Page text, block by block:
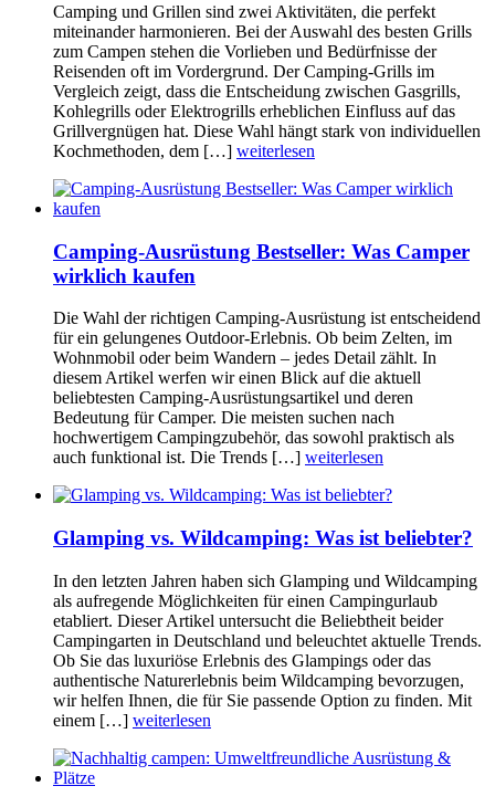
Camping und Grillen sind zwei Aktivitäten, die perfekt
miteinander harmonieren. Bei der Auswahl des besten Grills
zum Campen stehen die Vorlieben und Bedürfnisse der
Reisenden oft im Vordergrund. Der Camping-Grills im
Vergleich zeigt, dass die Entscheidung zwischen Gasgrills,
Kohlegrills oder Elektrogrills erheblichen Einfluss auf das
Grillvergnügen hat. Diese Wahl hängt stark von individuellen
Kochmethoden, dem […] weiterlesen
Camping-Ausrüstung Bestseller: Was Camper
wirklich kaufen
Die Wahl der richtigen Camping-Ausrüstung ist entscheidend
für ein gelungenes Outdoor-Erlebnis. Ob beim Zelten, im
Wohnmobil oder beim Wandern – jedes Detail zählt. In
diesem Artikel werfen wir einen Blick auf die aktuell
beliebtesten Camping-Ausrüstungsartikel und deren
Bedeutung für Camper. Die meisten suchen nach
hochwertigem Campingzubehör, das sowohl praktisch als
auch funktional ist. Die Trends […] weiterlesen
Glamping vs. Wildcamping: Was ist beliebter?
In den letzten Jahren haben sich Glamping und Wildcamping
als aufregende Möglichkeiten für einen Campingurlaub
etabliert. Dieser Artikel untersucht die Beliebtheit beider
Campingarten in Deutschland und beleuchtet aktuelle Trends.
Ob Sie das luxuriöse Erlebnis des Glampings oder das
authentische Naturerlebnis beim Wildcamping bevorzugen,
wir helfen Ihnen, die für Sie passende Option zu finden. Mit
einem […] weiterlesen